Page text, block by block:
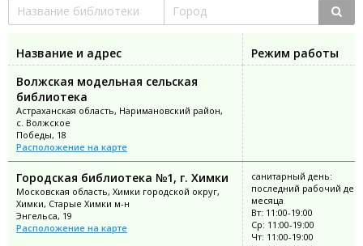
Название и адрес
Режим работы
Волжская модельная сельская
библиотека
Астраханская область, Наримановский район,
с. Волжское
Победы, 18
Расположение на карте
Городская библиотека №1, г. Химки
Московская область, Химки городской округ,
Химки, Старые Химки м-н
Энгельса, 19
Расположение на карте
санитарный день:
последний рабочий
месяца
Вт: 11:00-19:00
Ср: 11:00-19:00
Чт: 11:00-19:00